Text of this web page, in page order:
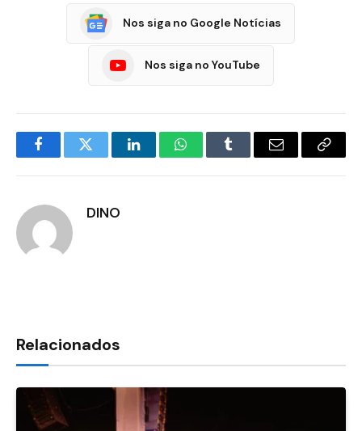
Nos siga no Google Notícias
Nos siga no YouTube
FacebookTwitter LinkedInWhatsAppTumblr E-
Copiar
DINO
Relacionados